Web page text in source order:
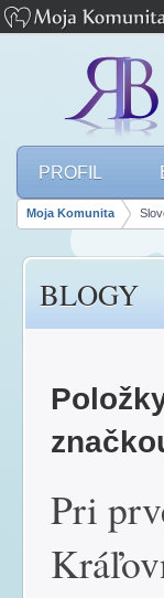
PROFIL
panely, lišty
Moja Komunita
BLOGY
Pri